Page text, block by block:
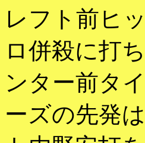
レフト前ヒ
ロ併殺に打
ンター前タ
ーズの先発